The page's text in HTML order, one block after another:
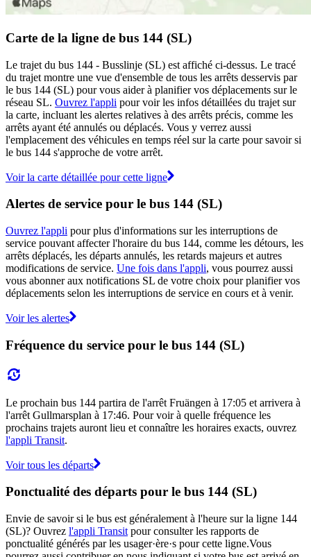
Carte de la ligne de bus 144 (SL)
Le trajet du bus 144 - Busslinje (SL) est affiché ci-dessus. Le tracé
du trajet montre une vue d'ensemble de tous les arrêts desservis par
le bus 144 (SL) pour vous aider à planifier vos déplacements sur le
réseau SL. Ouvrez l'appli pour voir les infos détaillées du trajet sur
la carte, incluant les alertes relatives à des arrêts précis, comme les
arrêts ayant été annulés ou déplacés. Vous y verrez aussi
l'emplacement des véhicules en temps réel sur la carte pour savoir si
le bus 144 s'approche de votre arrêt.
Voir la carte détaillée pour cette ligne
Alertes de service pour le bus 144 (SL)
Ouvrez l'appli pour plus d'informations sur les interruptions de
service pouvant affecter l'horaire du bus 144, comme les détours, les
arrêts déplacés, les départs annulés, les retards majeurs et autres
modifications de service. Une fois dans l'appli, vous pourrez aussi
vous abonner aux notifications SL de votre choix pour planifier vos
déplacements selon les interruptions de service en cours et à venir.
Voir les alertes
Fréquence du service pour le bus 144 (SL)
Le prochain bus 144 partira de l'arrêt Fruängen à 17:05 et arrivera à
l'arrêt Gullmarsplan à 17:46. Pour voir à quelle fréquence les
prochains trajets auront lieu et connaître les horaires exacts, ouvrez
l'appli Transit.
Voir tous les départs
Ponctualité des départs pour le bus 144 (SL)
Envie de savoir si le bus est généralement à l'heure sur la ligne 144
(SL)? Ouvrez l'appli Transit pour consulter les rapports de
ponctualité générés par les usager·ère·s pour cette ligne.Vous